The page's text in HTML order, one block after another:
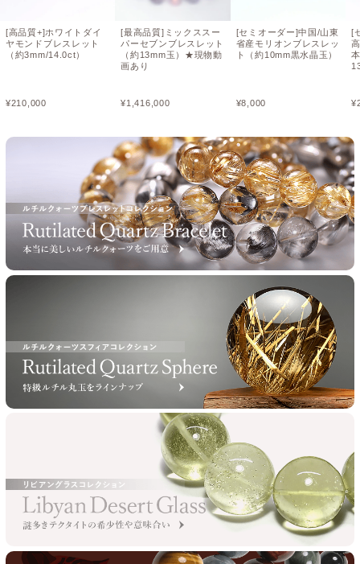
[高品質+]ホワイトダイ
ヤモンドブレスレット
（約3mm/14.0ct）
¥210,000
[最高品質]ミックススー
パーセブンブレスレット
（約13mm玉）★現物動
画あり
¥1,416,000
[セミオーダー]中国/山東
省産モリオンブレスレッ
ト（約10mm黒水晶玉）
¥8,000
[
¥